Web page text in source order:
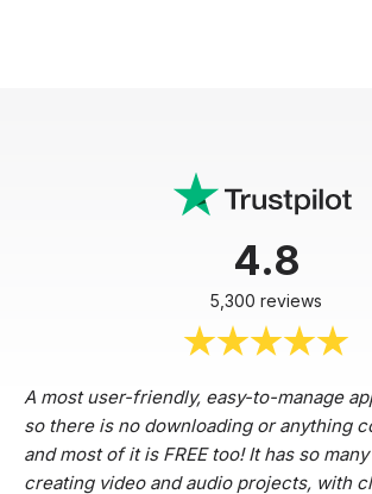
4.8
5,300 reviews
A most user-friendly, easy-to-manage
so there is no downloading or anything
and most of it is FREE too! It has so
creating video and audio projects, with